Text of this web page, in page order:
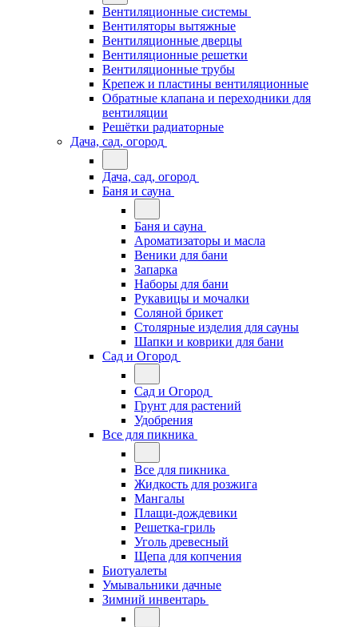
Вентиляционные системы
Вентиляторы вытяжные
Вентиляционные дверцы
Вентиляционные решетки
Вентиляционные трубы
Крепеж и пластины вентиляционные
Обратные клапана и переходники для
вентиляции
Решётки радиаторные
Дача, сад, огород
Дача, сад, огород
Баня и сауна
Баня и сауна
Ароматизаторы и масла
Веники для бани
Запарка
Наборы для бани
Рукавицы и мочалки
Соляной брикет
Столярные изделия для сауны
Шапки и коврики для бани
Сад и Огород
Сад и Огород
Грунт для растений
Удобрения
Все для пикника
Все для пикника
Жидкость для розжига
Мангалы
Плащи-дождевики
Решетка-гриль
Уголь древесный
Щепа для копчения
Биотуалеты
Умывальники дачные
Зимний инвентарь